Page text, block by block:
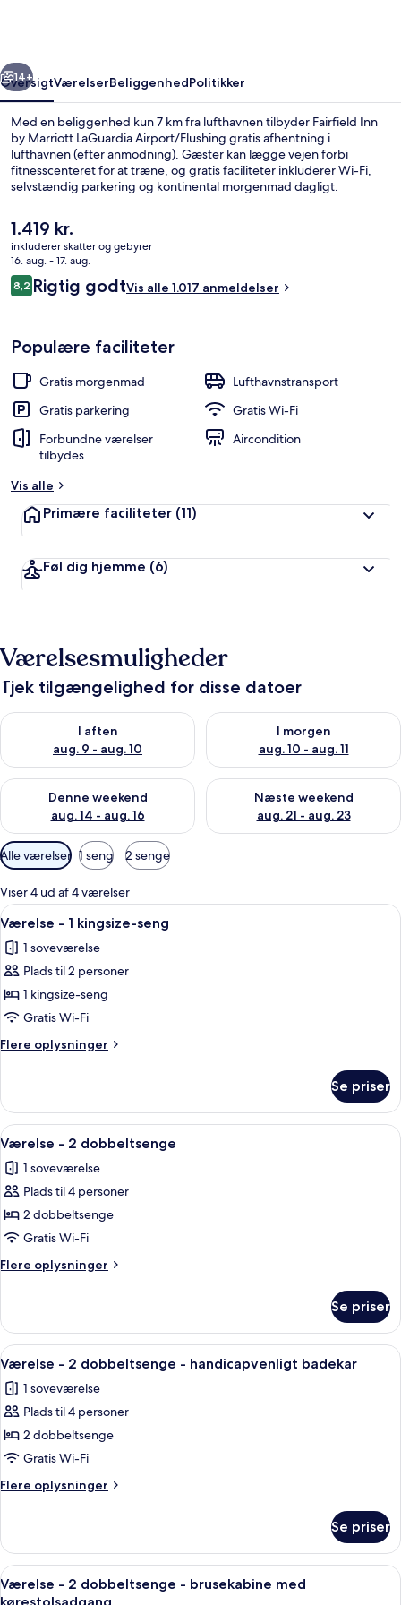
Næste
14+
OversigtVærelserBeliggenhedPolitikker
Med en beliggenhed kun 7 km fra lufthavnen tilbyder Fairfield Inn
by Marriott LaGuardia Airport/Flushing gratis afhentning i
lufthavnen (efter anmodning). Gæster kan lægge vejen forbi
fitnesscenteret for at træne, og gratis faciliteter inkluderer Wi-Fi,
selvstændig parkering og kontinental morgenmad dagligt.
fem minutters kørsel væk. Stedets hjælpsomme personale og
morgenmad får rigtig gode bedømmelser fra rejsende.
Den
nuværende
pris
er
1.419 kr.
1.419 kr.
inkluderer skatter og gebyrer
16. aug. - 17. aug.
Anmeldelser
8,28,2 ud af 10.
Rigtig godtVis alle 1.017 anmeldelser
Populære faciliteter
Gratis morgenmad
Lufthavnstransport
Gratis parkering
Gratis Wi-Fi
Forbundne værelser
tilbydes
Aircondition
Vis alle
Primære faciliteter (11)
Føl dig hjemme (6)
Værelsesmuligheder
Tjek tilgængelighed for disse datoer
I aften
aug. 9 - aug. 10
Tjek tilgængelighed for i aften aug. 9 - aug. 10
I morgen
aug. 10 - aug. 11
Tjek tilgængelighed for i
Denne weekend
aug. 14 - aug. 16
Tjek tilgængelighed for denne weekend aug. 14 - aug. 16
Næste weekend
aug. 21 - aug. 23
Tjek tilgængelighed for næste
Tilgængelige
filtre
for
værelser
Alle værelser 1 seng 2 senge
Viser 4 ud af 4 værelser
Indlæs
alle
billeder
af
Værelse
-
1
kingsize-
Et hotelværelse med en stor seng,
4
Værelse - 1 kingsize-seng
1 soveværelse
Plads til 2 personer
1 kingsize-seng
Gratis Wi-Fi
Flere oplysninger
Flere
-
kingsize-
Se priser
Indlæs
alle
billeder
af
Værelse
-
2
dobbeltsenge
Et hotelværelse med to senge, et
5
Værelse - 2 dobbeltsenge
1 soveværelse
Plads til 4 personer
2 dobbeltsenge
Gratis Wi-Fi
Flere oplysninger
Flere
-
dobbeltsenge
Se priser
Indlæs
alle
billeder
af
Værelse
-
2
dobbeltsenge
handicapvenligt
badekar
Et hotelværelse med to senge, et
5
Værelse - 2 dobbeltsenge - handicapvenligt badekar
1 soveværelse
Plads til 4 personer
2 dobbeltsenge
Gratis Wi-Fi
Flere oplysninger
Flere
-
dobbeltsenge
-
Se priser
Indlæs
alle
Et hotelværelse med to senge, et
5
Værelse - 2 dobbeltsenge - brusekabine med